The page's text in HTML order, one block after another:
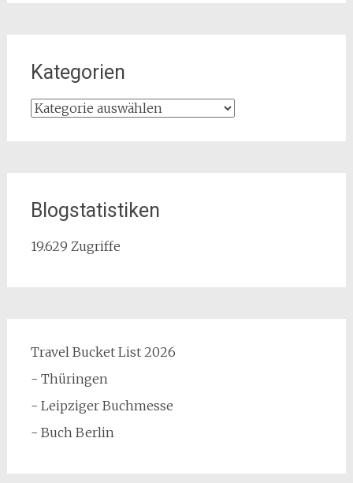
Kategorien
Kategorien
Blogstatistiken
19.629 Zugriffe
Travel Bucket List 2026
- Thüringen
- Leipziger Buchmesse
- Buch Berlin